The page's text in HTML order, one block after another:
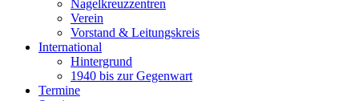
Nagelkreuzzentren
Verein
Vorstand & Leitungskreis
International
Hintergrund
1940 bis zur Gegenwart
Termine